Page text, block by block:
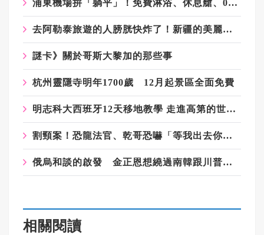
浦東機場拚「躺平」！免費淋浴、休息艙、0元外送 過夜不煎熬
去阿勒泰旅遊的人膀胱快炸了！新疆的美麗與哀愁
謎卡》關於哥斯大黎加的那些事
杭州靈隱寺明年1700歲 12月起景區全面免費
明志科大西班牙12天移地教學 走進高第的世界 走出設計的疆界
割頸案！恐龍法官、乾哥恐嚇「等我出去你就知」掀眾怒 兇嫌爸媽被肉搜
俄烏和談的啟發 金正恩想繞過南韓跟川普直接談和
相關閱讀